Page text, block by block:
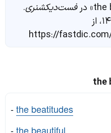
فست‌دیکشنری.
مشاهده در تاریخ ۱۶ مرداد ۱۴۰۵، از
https://
-the beatitudes
-the beautiful